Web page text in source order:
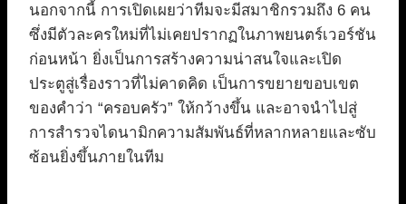
นอกจากนี้ การเปิดเผยว่าทีมจะมีสมาชิกรวมถึง 6 คน
ซึ่งมีตัวละครใหม่ที่ไม่เคยปรากฏในภาพยนตร์เวอร์ชัน
ก่อนหน้า ยิ่งเป็นการสร้างความน่าสนใจและเปิด
ประตูสู่เรื่องราวที่ไม่คาดคิด เป็นการขยายขอบเขต
ของคำว่า “ครอบครัว” ให้กว้างขึ้น และอาจนำไปสู่
การสำรวจไดนามิกความสัมพันธ์ที่หลากหลายและซับ
ซ้อนยิ่งขึ้นภายในทีม